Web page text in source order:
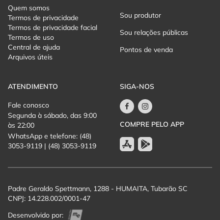
Tema: Profissionalização, Governança, Cases de Sucesso e
Articulação para o fortalecimento do território (Litoral, Interior e
Serra).
Painelistas Confirmados:
Catiane Seif (Secretária de Estado do Turismo, SETUR-SC)
Sandra Lopes Villanova (Superintendente de Infraestrutura
- 15h20 - 16h10: Painel 2 - Principal: O Alicerce do Turismo
Regional (Parte B) (50 min)
Dep. Carlos Humberto (Presidente da Comissão de Turismo da
ALESC)
Marco Antônio Antunes Navega (Presidente do Conselho de
Turismo da Costa do Sol - RJ)
- 16h10 - 16h50: Coffee Break (40 minutos)
- 16h50 - 17h10: Painel 2: Tema: Alinhamento COMTURs, ações
para 2025, território e apoios regionais.
Quem somos
Termos de privacidade
Termos de privacidade facial
Termos de uso
Central de ajuda
Arquivos úteis
Sou produtor
Sou relações públicas
Pontos de venda
ATENDIMENTO
Fale conosco
Segunda à sábado, das 9:00
às 22:00
WhatsApp e telefone: (48)
3053-9119 | (48) 3053-9119
SIGA-NOS
COMPRE PELO APP
Desenvolvido por:
Padre Geraldo Spettmann, 1288 - HUMAITA, Tubarão SC
CNPJ: 14.228.002/0001-47